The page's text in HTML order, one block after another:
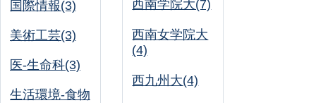
国際情報(3)
美術工芸(3)
医-生命科(3)
生活環境-食物
西南学院大(7)
西南女学院大
(4)
西九州大(4)